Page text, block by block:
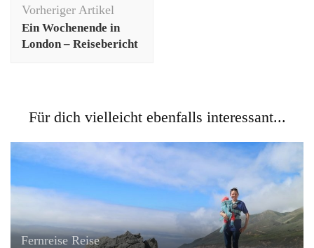
Vorheriger Artikel
Ein Wochenende in
London – Reisebericht
Für dich vielleicht ebenfalls interessant...
Fernreise Reise